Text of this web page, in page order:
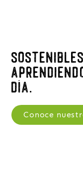
día.
Conoce